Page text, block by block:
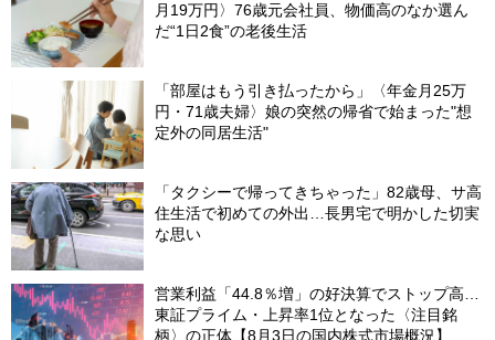
月19万円〉76歳元会社員、物価高のなか選ん
だ“1日2食”の老後生活
「部屋はもう引き払ったから」〈年金月25万
円・71歳夫婦〉娘の突然の帰省で始まった"想
定外の同居生活"
「タクシーで帰ってきちゃった」82歳母、サ高
住生活で初めての外出…長男宅で明かした切実
な思い
営業利益「44.8％増」の好決算でストップ高…
東証プライム・上昇率1位となった〈注目銘
柄〉の正体【8月3日の国内株式市場概況】